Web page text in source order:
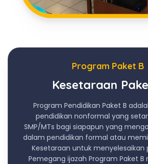
Program Paket B
Kesetaraan
Program Pendidikan Paket B
pendidikan nonformal yang
SMP/MTs bagi siapapun yang
dalam pendidikan formal atau
Kesetaraan untuk menyelesaikan
Pemegang ijazah Program Paket B